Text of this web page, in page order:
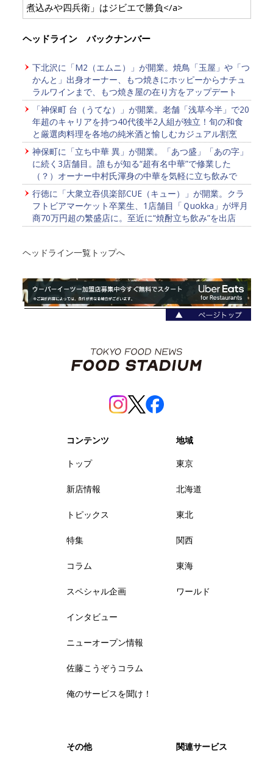
煮込みや四兵衛」はジビエで勝負</a>
ヘッドライン バックナンバー
下北沢に「M2（エムニ）」が開業。焼鳥「玉屋」や「つ
かんと」出身オーナー、もつ焼きにホッピーからナチュ
ラルワインまで、もつ焼き屋の在り方をアップデート
「神保町 台（うてな）」が開業。老舗「浅草今半」で20
年超のキャリアを持つ40代後半2人組が独立！旬の和食
と厳選肉料理を各地の純米酒と愉しむカジュアル割烹
神保町に「立ち中華 異」が開業。「あつ盛」「あの字」
に続く3店舗目。誰もが知る“超有名中華”で修業した
（？）オーナー中村氏渾身の中華を気軽に立ち飲みで
行徳に「大衆立吞倶楽部CUE（キュー）」が開業。クラ
フトビアマーケット卒業生、1店舗目「Ｑuokka」が坪月
商70万円超の繁盛店に。至近に“焼酎立ち飲み”を出店
ヘッドライン一覧トップへ
コンテンツ
トップ
新店情報
トピックス
特集
コラム
スペシャル企画
インタビュー
ニューオープン情報
佐藤こうぞうコラム
俺のサービスを聞け！
地域
東京
北海道
東北
関西
東海
ワールド
その他
関連サービス